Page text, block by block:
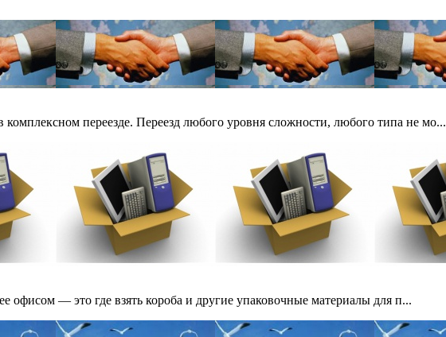
переезде. Переезд любого уровня сложности, любого типа не мо...
— это где взять короба и другие упаковочные материалы для п...